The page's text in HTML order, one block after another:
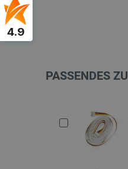
4.9
PASSENDES